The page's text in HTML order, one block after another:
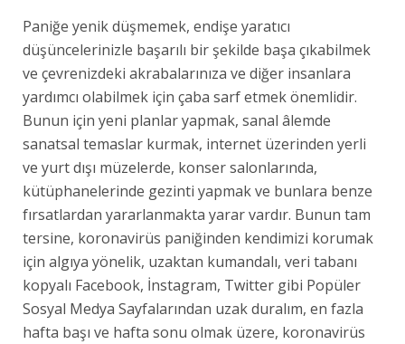
Paniğe yenik düşmemek, endişe yaratıcı
düşüncelerinizle başarılı bir şekilde başa çıkabilmek
ve çevrenizdeki akrabalarınıza ve diğer insanlara
yardımcı olabilmek için çaba sarf etmek önemlidir.
Bunun için yeni planlar yapmak, sanal âlemde
sanatsal temaslar kurmak, internet üzerinden yerli
ve yurt dışı müzelerde, konser salonlarında,
kütüphanelerinde gezinti yapmak ve bunlara benze
fırsatlardan yararlanmakta yarar vardır. Bunun tam
tersine, koronavirüs paniğinden kendimizi korumak
için algıya yönelik, uzaktan kumandalı, veri tabanı
kopyalı Facebook, İnstagram, Twitter gibi Popüler
Sosyal Medya Sayfalarından uzak duralım, en fazla
hafta başı ve hafta sonu olmak üzere, koronavirüs